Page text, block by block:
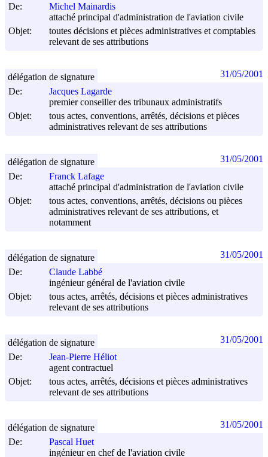
De:
Michel Mainardis
attaché principal d'administration de l'aviation civile
Objet:
toutes décisions et pièces administratives et comptables
relevant de ses attributions
De:
Jacques Lagarde
premier conseiller des tribunaux administratifs
Objet:
tous actes, conventions, arrêtés, décisions et pièces
administratives relevant de ses attributions
délégation de signature 31/05/2001
De:
Franck Lafage
attaché principal d'administration de l'aviation civile
Objet:
tous actes, conventions, arrêtés, décisions ou pièces
administratives relevant de ses attributions, et
notamment
délégation de signature 31/05/2001
De:
Claude Labbé
ingénieur général de l'aviation civile
Objet:
tous actes, arrêtés, décisions et pièces administratives
relevant de ses attributions
délégation de signature 31/05/2001
De:
Jean-Pierre Héliot
agent contractuel
Objet:
tous actes, arrêtés, décisions et pièces administratives
relevant de ses attributions
délégation de signature 31/05/2001
De:
Pascal Huet
ingénieur en chef de l'aviation civile
délégation de signature 31/05/2001